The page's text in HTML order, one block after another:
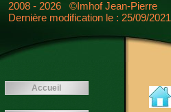
<---- -->
Accueil
2008 - 2026 ©Imhof Jean-Pierre
Dernière modification le : 25/09/2021